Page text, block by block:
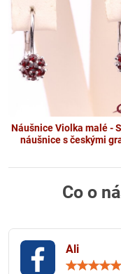
Náušnice Violka malé -
náušnice s českými
Co o
Ali